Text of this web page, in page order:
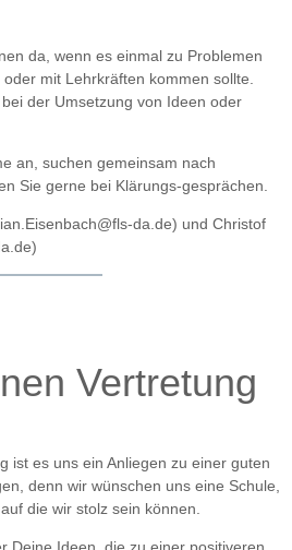
da, wenn es einmal zu Problemen
mit Lehrkräften kommen sollte.
der Umsetzung von Ideen oder
an, suchen gemeinsam nach
Sie gerne bei Klärungs-gesprächen.
da.de) und Christof
Vertretung
ist es uns ein Anliegen zu einer guten
denn wir wünschen uns eine Schule,
die wir stolz sein können.